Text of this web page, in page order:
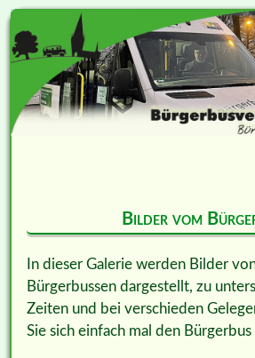
Bilder vom
In dieser Galerie werden Bilder
Bürgerbussen dargestellt, zu
Zeiten und bei verschieden
Sie sich einfach mal den